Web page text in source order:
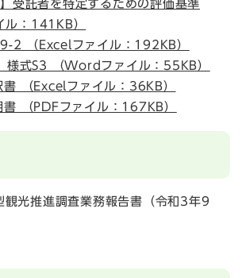
】受託者を特定するための評価基準
ル：141KB）
2 （Excelファイル：192KB）
様式S3 （Wordファイル：55KB）
書 （Excelファイル：36KB）
書 （PDFファイル：167KB）
観光推進調査業務報告書（令和3年9